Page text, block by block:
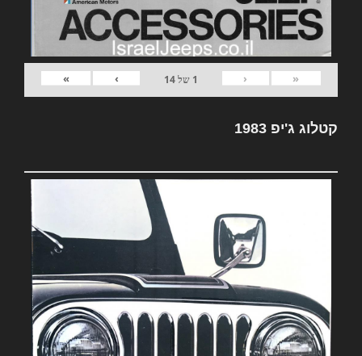
«
‹
1 של14
›
»
קטלוג ג'יפ 1983